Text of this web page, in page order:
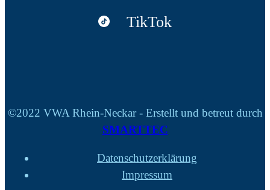
TikTok
©2022 VWA Rhein-Neckar - Erstellt und betreut durch
SMARTTEC
Datenschutzerklärung
Impressum